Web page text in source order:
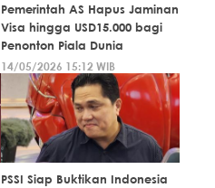
Pemerintah AS Hapus Jaminan
Visa hingga USD15.000 bagi
Penonton Piala Dunia
14/05/2026 15:12 WIB
PSSI Siap Buktikan Indonesia